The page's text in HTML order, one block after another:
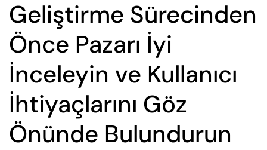
Geliştirme Sürecinden
Önce Pazarı İyi
İnceleyin ve Kullanıcı
İhtiyaçlarını Göz
Önünde Bulundurun